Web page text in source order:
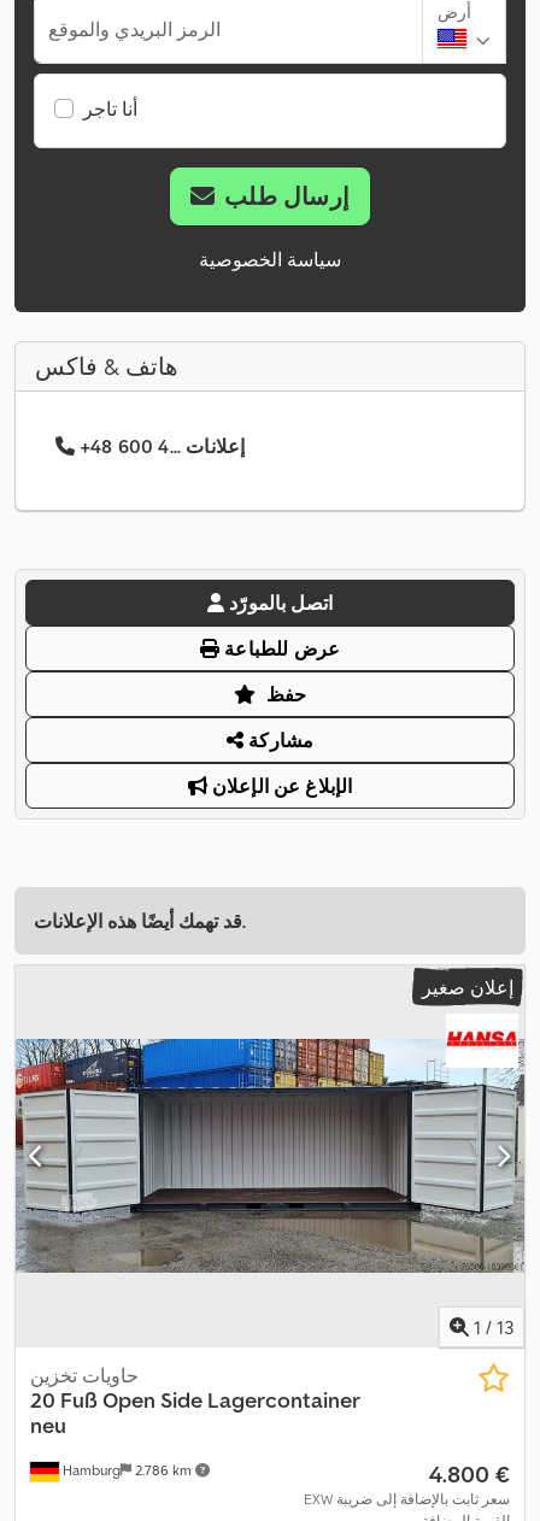
الرمز البريدي والموقع
أرض
أنا تاجر
إرسال طلب
سياسة الخصوصية
هاتف & فاكس
+48 600 4... إعلانات
اتصل بالمورّد
عرض للطباعة
حفظ
مشاركة
الإبلاغ عن الإعلان
قد تهمك أيضًا هذه الإعلانات.
إعلان صغير
1 / 13
Hamburg 2.786 km
حاويات تخزين
20 Fuß Open Side Lagercontainer
neu
‏4.800 €
EXW سعر ثابت بالإضافة إلى ضريبة